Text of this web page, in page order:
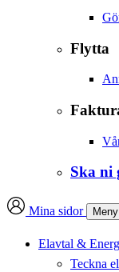
Flytta
Ska ni
Mina sidor Meny
Elavtal &
Teckna